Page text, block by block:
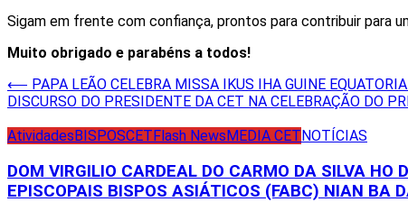
Sigam em frente com confiança, prontos para contribuir para
Muito obrigado e parabéns a todos!
Post
navigation
⟵ PAPA LEÃO CELEBRA MISSA IKUS IHA GUINE
DISCURSO DO PRESIDENTE DA CET NA CELEBRAÇÃO DO
AtividadesBISPOSCETFlash NewsMEDIA CETNOTÍCIAS
DOM VIRGILIO CARDEAL DO CARMO DA SILVA
EPISCOPAIS BISPOS ASIÁTICOS (FABC) NIAN BA